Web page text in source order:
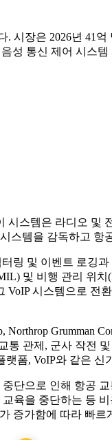
시장은 2026년 41
성 통신 제어 시스
스템은 라디오
템을 감독하고
링 및 이벤트 로깅
및 비행 관리 위
시스템으로
Grumman
통 관제, 군사 작
폼, VoIP와 같은
단으로 인해 항공
육을 중단하는 등
증가함에 따라 빠르